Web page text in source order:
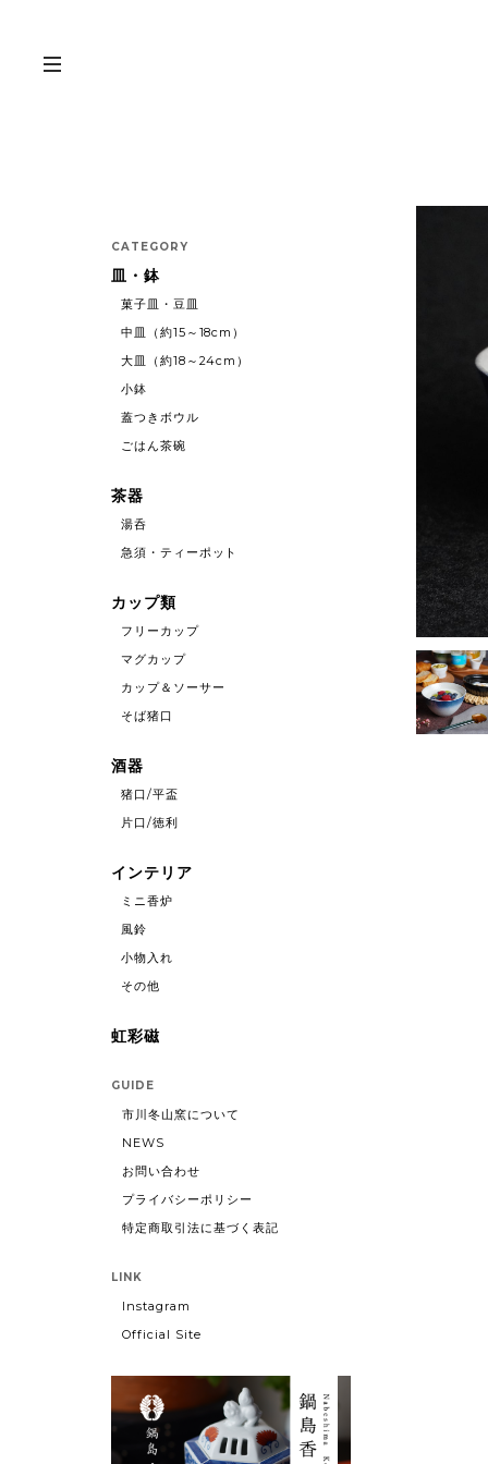
CATEGORY
皿・鉢
菓子皿・豆皿
中皿（約15～18cm）
大皿（約18～24cm）
小鉢
蓋つきボウル
ごはん茶碗
茶器
湯呑
急須・ティーポット
カップ類
フリーカップ
マグカップ
カップ＆ソーサー
そば猪口
酒器
猪口/平盃
片口/徳利
インテリア
ミニ香炉
風鈴
小物入れ
その他
虹彩磁
GUIDE
市川冬山窯について
NEWS
お問い合わせ
プライバシーポリシー
特定商取引法に基づく表記
LINK
Instagram
Official Site